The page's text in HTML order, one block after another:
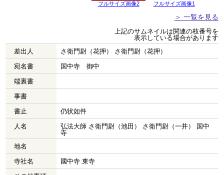
フルサイズ画像2 フルサイズ画像1
＞ 一覧を見る
上記のサムネイルは関連の枝番号を
表示している場合があります
差出人
さ衛門尉（花押） さ衛門尉（花押）
宛名書
国中寺ゝ御中
端裏書
事書
書止
仍状如件
人名
弘法大師 さ衛門尉（池田） さ衛門尉（一井） 国中
寺
地名
寺社名
國中寺 東寺